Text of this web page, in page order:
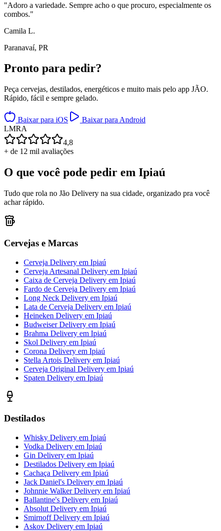
"Adoro a variedade. Sempre acho o que procuro, especialmente os
combos."
Camila L.
Paranavaí, PR
Pronto para pedir?
Peça cervejas, destilados, energéticos e muito mais pelo app JÃO.
Rápido, fácil e sempre gelado.
Baixar para iOS
Baixar para Android
LMRA
4,8
+ de 12 mil avaliações
O que você pode pedir em Ipiaú
Tudo que rola no Jão Delivery na sua cidade, organizado pra você
achar rápido.
Cervejas e Marcas
Cerveja Delivery em Ipiaú
Cerveja Artesanal Delivery em Ipiaú
Caixa de Cerveja Delivery em Ipiaú
Fardo de Cerveja Delivery em Ipiaú
Long Neck Delivery em Ipiaú
Lata de Cerveja Delivery em Ipiaú
Heineken Delivery em Ipiaú
Budweiser Delivery em Ipiaú
Brahma Delivery em Ipiaú
Skol Delivery em Ipiaú
Corona Delivery em Ipiaú
Stella Artois Delivery em Ipiaú
Cerveja Original Delivery em Ipiaú
Spaten Delivery em Ipiaú
Destilados
Whisky Delivery em Ipiaú
Vodka Delivery em Ipiaú
Gin Delivery em Ipiaú
Destilados Delivery em Ipiaú
Cachaça Delivery em Ipiaú
Jack Daniel's Delivery em Ipiaú
Johnnie Walker Delivery em Ipiaú
Ballantine's Delivery em Ipiaú
Absolut Delivery em Ipiaú
Smirnoff Delivery em Ipiaú
Askov Delivery em Ipiaú